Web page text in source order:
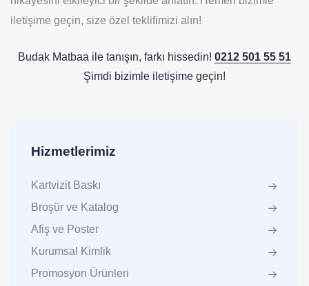
Hizmetlerimiz
Kartvizit Baskı
Broşür ve Katalog
Afiş ve Poster
Kurumsal Kimlik
Promosyon Ürünleri
iletişime geçin, size özel teklifimizi alın!
Budak Matbaa ile tanışın, farkı hissedin! 0212 501 55 51
Şimdi bizimle iletişime geçin!